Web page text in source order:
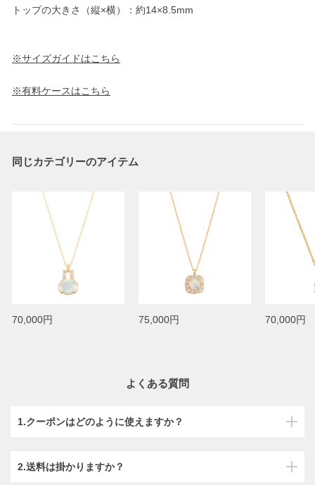
トップの大きさ（縦×横）：約14×8.5mm
※サイズガイドはこちら
※有料ケースはこちら
同じカテゴリーのアイテム
70,000円 75,000円 70,000円
よくある質問
1.クーポンはどのように使えますか？
2.送料は掛かりますか？